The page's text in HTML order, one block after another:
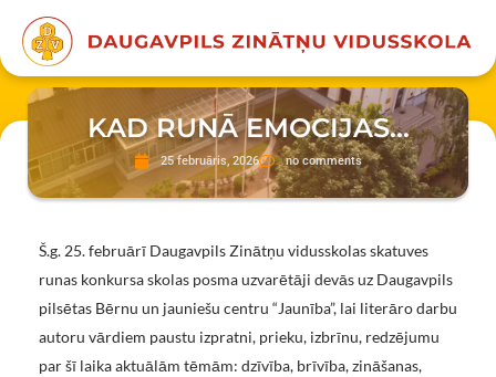
KAD RUNĀ EMOCIJAS…
25 februāris, 2026 no comments
Š.g. 25. februārī Daugavpils Zinātņu vidusskolas skatuves
runas konkursa skolas posma uzvarētāji devās uz Daugavpils
pilsētas Bērnu un jauniešu centru “Jaunība”, lai literāro darbu
autoru vārdiem paustu izpratni, prieku, izbrīnu, redzējumu
par šī laika aktuālām tēmām: dzīvība, brīvība, zināšanas,